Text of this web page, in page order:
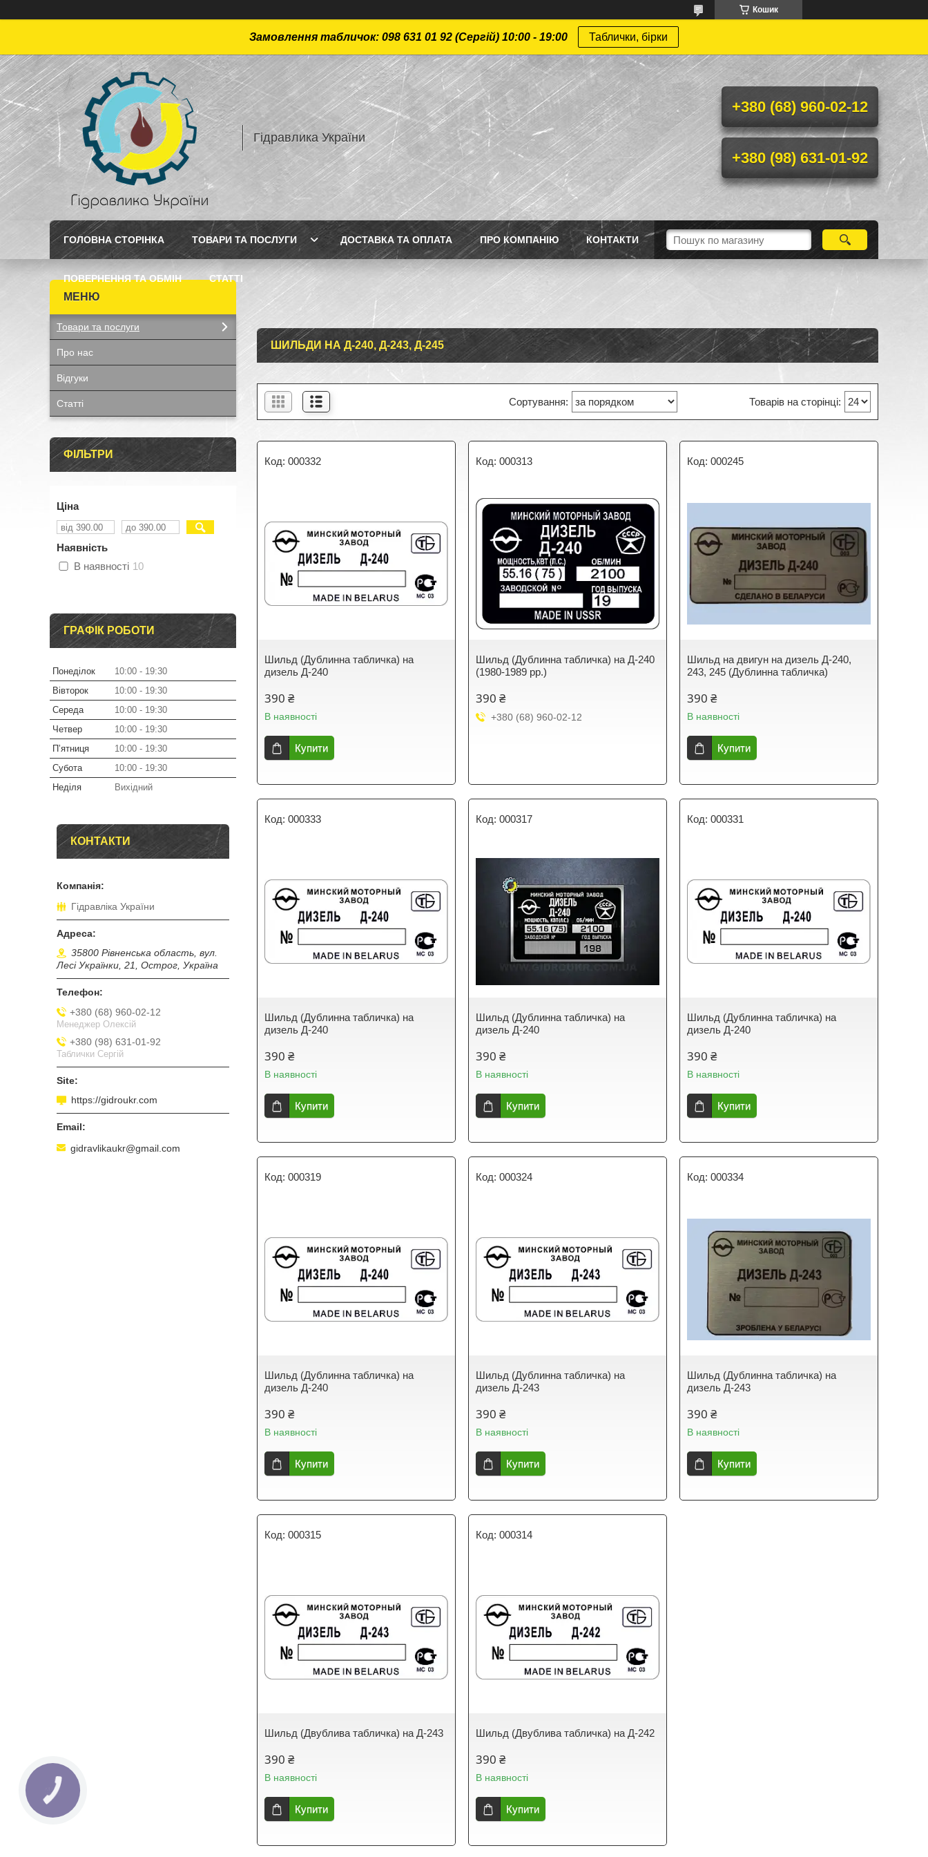
Кошик
Замовлення табличок: 098 631 01 92 (Сергій) 10:00 - 19:00 Таблички, бірки
Гідравлика України
+380 (68) 960-02-12
+380 (98) 631-01-92
ГОЛОВНА СТОРІНКА ТОВАРИ ТА ПОСЛУГИ ДОСТАВКА ТА ОПЛАТА ПРО КОМПАНІЮ КОНТАКТИ
ПОВЕРНЕННЯ ТА ОБМІН СТАТТI
ШИЛЬДИ НА Д-240, Д-243, Д-245
000332
Шильд (Дублинна табличка) на
дизель Д-240
390 ₴
В наявності
Купити
000313
Шильд (Дублинна табличка) на Д-240
(1980-1989 рр.)
390 ₴
+380 (68) 960-02-12
000245
Шильд на двигун на дизель Д-240,
243, 245 (Дублинна табличка)
390 ₴
В наявності
Купити
000333
Шильд (Дублинна табличка) на
дизель Д-240
390 ₴
В наявності
Купити
000317
Шильд (Дублинна табличка) на
дизель Д-240
390 ₴
В наявності
Купити
000331
Шильд (Дублинна табличка) на
дизель Д-240
390 ₴
В наявності
Купити
000319
Шильд (Дублинна табличка) на
дизель Д-240
390 ₴
В наявності
Купити
000324
Шильд (Дублинна табличка) на
дизель Д-243
390 ₴
В наявності
Купити
000334
Шильд (Дублинна табличка) на
дизель Д-243
390 ₴
В наявності
Купити
000315
Шильд (Двублива табличка) на Д-243
390 ₴
В наявності
Купити
000314
Шильд (Двублива табличка) на Д-242
390 ₴
В наявності
Купити
Товари та послуги
Про нас
Відгуки
Статтi
ФІЛЬТРИ
Ціна
Наявність
В наявності 10
ГРАФІК РОБОТИ
Понеділок 10:00
19:30
Вівторок
10:00
19:30
Середа
10:00
19:30
Четвер
10:00
19:30
Пʼятниця
10:00
19:30
Субота
10:00
19:30
Неділя
Вихідний
КОНТАКТИ
Гідравліка України
35800 Рівненська область, вул.
Лесі Українки, 21, Острог, Україна
+380 (68) 960-02-12
Менеджер Олексій
+380 (98) 631-01-92
Таблички Сергій
https://gidroukr.com
gidravlikaukr@gmail.com